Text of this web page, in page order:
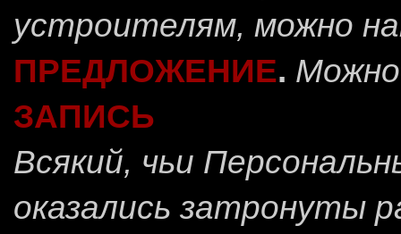
устроителям, можно
ПРЕДЛОЖЕНИЕ.
ЗАПИСЬ
Всякий, чьи
оказались затронуты